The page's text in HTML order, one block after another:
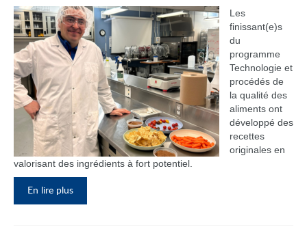
Les
finissant(e)s
du
programme
Technologie et
procédés de
la qualité des
aliments ont
développé des
recettes
originales en
valorisant des ingrédients à fort potentiel.
En lire plus